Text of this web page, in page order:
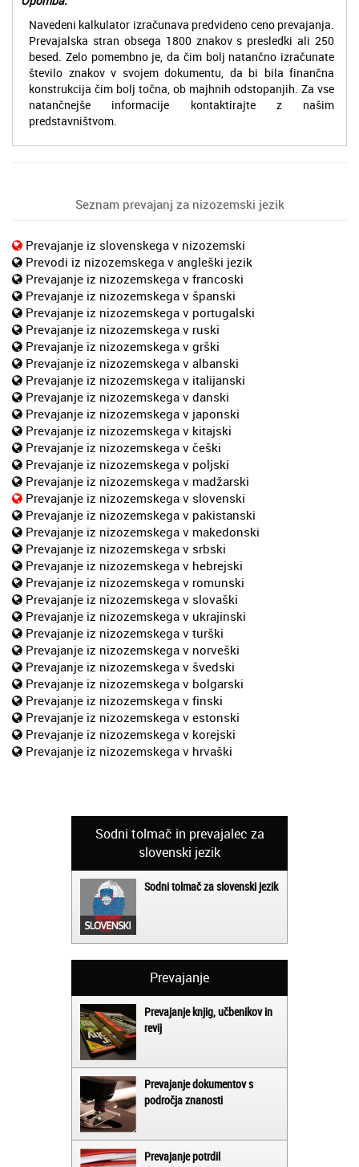
Navedeni kalkulator izračunava predvideno ceno prevajanja.
Prevajalska stran obsega 1800 znakov s presledki ali 250
besed. Zelo pomembno je, da čim bolj natančno izračunate
število znakov v svojem dokumentu, da bi bila finančna
konstrukcija čim bolj točna, ob majhnih odstopanjih. Za vse
natančnejše informacije kontaktirajte z našim
predstavništvom.
Seznam prevajanj za nizozemski jezik
Prevajanje iz slovenskega v nizozemski
Prevodi iz nizozemskega v angleški jezik
Prevajanje iz nizozemskega v francoski
Prevajanje iz nizozemskega v španski
Prevajanje iz nizozemskega v portugalski
Prevajanje iz nizozemskega v ruski
Prevajanje iz nizozemskega v grški
Prevajanje iz nizozemskega v albanski
Prevajanje iz nizozemskega v italijanski
Prevajanje iz nizozemskega v danski
Prevajanje iz nizozemskega v japonski
Prevajanje iz nizozemskega v kitajski
Prevajanje iz nizozemskega v češki
Prevajanje iz nizozemskega v poljski
Prevajanje iz nizozemskega v madžarski
Prevajanje iz nizozemskega v slovenski
Prevajanje iz nizozemskega v pakistanski
Prevajanje iz nizozemskega v makedonski
Prevajanje iz nizozemskega v srbski
Prevajanje iz nizozemskega v hebrejski
Prevajanje iz nizozemskega v romunski
Prevajanje iz nizozemskega v slovaški
Prevajanje iz nizozemskega v ukrajinski
Prevajanje iz nizozemskega v turški
Prevajanje iz nizozemskega v norveški
Prevajanje iz nizozemskega v švedski
Prevajanje iz nizozemskega v bolgarski
Prevajanje iz nizozemskega v finski
Prevajanje iz nizozemskega v estonski
Prevajanje iz nizozemskega v korejski
Prevajanje iz nizozemskega v hrvaški
Sodni tolmač in prevajalec za
slovenski jezik
Sodni tolmač za slovenski jezik
Prevajanje
Prevajanje knjig, učbenikov in
revij
Prevajanje dokumentov s
področja znanosti
Prevajanje potrdil